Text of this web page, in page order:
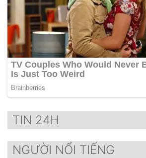
TIN 24H
NGƯỜI NỔI TIẾNG